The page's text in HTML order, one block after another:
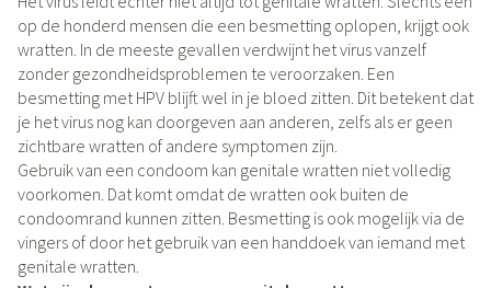
op de honderd mensen die een besmetting oplopen, krijgt ook
wratten. In de meeste gevallen verdwijnt het virus vanzelf
zonder gezondheidsproblemen te veroorzaken. Een
besmetting met HPV blijft wel in je bloed zitten. Dit betekent dat
je het virus nog kan doorgeven aan anderen, zelfs als er geen
zichtbare wratten of andere symptomen zijn.
Gebruik van een condoom kan genitale wratten niet volledig
voorkomen. Dat komt omdat de wratten ook buiten de
condoomrand kunnen zitten. Besmetting is ook mogelijk via de
vingers of door het gebruik van een handdoek van iemand met
genitale wratten.